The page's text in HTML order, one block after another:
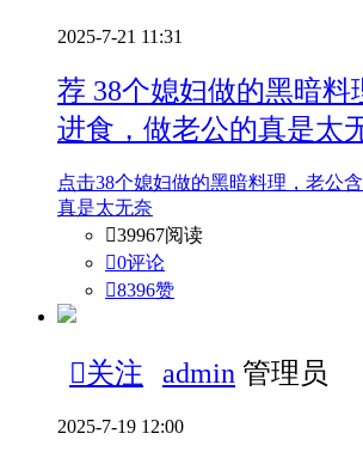
2025-7-21 11:31
荐 38个媳妇做的黑暗料
进食，做老公的真是太
点击38个媳妇做的黑暗料理，老公
真是太无奈
39967阅读
0评论
8396赞
关注 admin 管理员
2025-7-19 12:00